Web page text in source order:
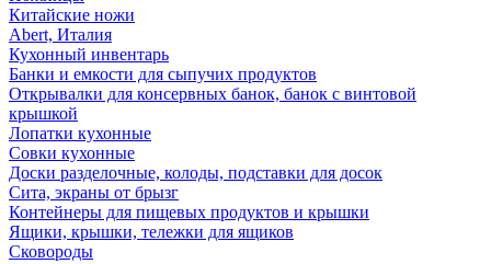
Китайские ножи
Abert, Италия
Кухонный инвентарь
Банки и емкости для сыпучих продуктов
Открывалки для консервных банок, банок с винтовой
крышкой
Лопатки кухонные
Совки кухонные
Доски разделочные, колоды, подставки для досок
Сита, экраны от брызг
Контейнеры для пищевых продуктов и крышки
Ящики, крышки, тележки для ящиков
Сковороды